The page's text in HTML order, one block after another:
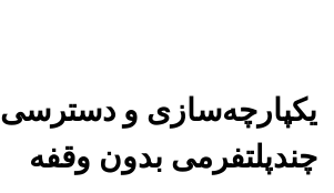
یکپارچه‌سازی و دسترسی
چندپلتفرمی بدون وقفه